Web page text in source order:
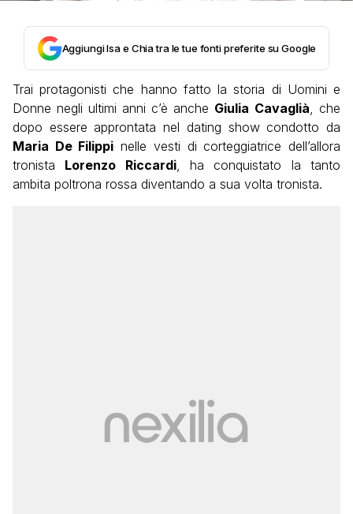
Aggiungi Isa e Chia tra le tue fonti preferite su Google
Trai protagonisti che hanno fatto la storia di Uomini e
Donne negli ultimi anni c’è anche Giulia Cavaglià, che
dopo essere approntata nel dating show condotto da
Maria De Filippi nelle vesti di corteggiatrice dell’allora
tronista Lorenzo Riccardi, ha conquistato la tanto
ambita poltrona rossa diventando a sua volta tronista.